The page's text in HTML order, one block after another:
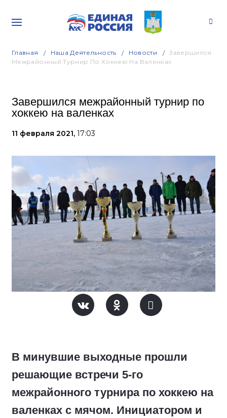
Главная Наша Деятельность Новости
Завершился
Межрайонный Турнир По Хоккею На Валенках
Завершился межрайонный турнир по
хоккею на валенках
11 февраля 2021, 17:03
В минувшие выходные прошли
решающие встречи 5-го
межрайонного турнира по хоккею на
валенках с мячом. Инициатором и